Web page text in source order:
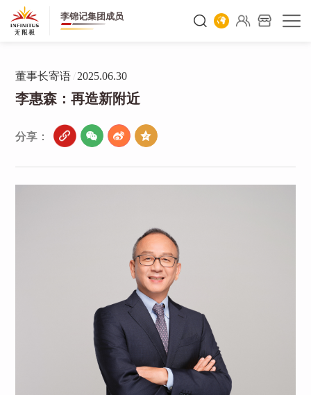
李锦记集团成员
董事长寄语 /2025.06.30
李惠森：再造新附近
分享：